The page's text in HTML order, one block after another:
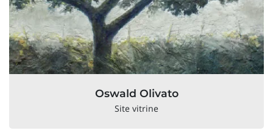
Oswald Olivato
Site vitrine